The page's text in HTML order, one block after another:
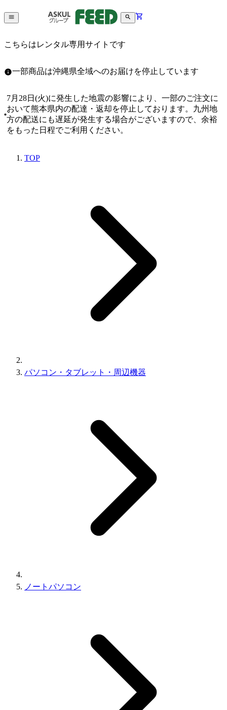
こちらはレンタル専用サイトです
一部商品は沖縄県全域へのお届けを停止しています
7月28日(火)に発生した地震の影響により、一部のご注文に
おいて熊本県内の配達・返却を停止しております。九州地
方の配送にも遅延が発生する場合がございますので、余裕
をもった日程でご利用ください。
TOP
パソコン・タブレット・周辺機器
ノートパソコン